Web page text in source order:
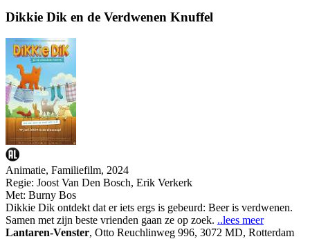
Dikkie Dik en de Verdwenen Knuffel
Animatie, Familiefilm, 2024
Regie: Joost Van Den Bosch, Erik Verkerk
Met: Burny Bos
Dikkie Dik ontdekt dat er iets ergs is gebeurd: Beer is verdwenen.
Samen met zijn beste vrienden gaan ze op zoek. ..lees meer
Lantaren-Venster, Otto Reuchlinweg 996, 3072 MD, Rotterdam